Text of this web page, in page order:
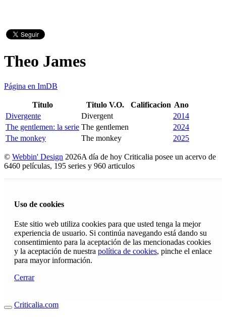
Theo James
Página en ImDB
Titulo Titulo V.O. Calificacion Ano
Divergente
Divergent
2014
The gentlemen: la serie The gentlemen
2024
The monkey
The monkey 2025
© Webbin' Design 2026A día de hoy Criticalia posee un acervo de
6460 películas, 195 series y 960 articulos
Uso de cookies
Este sitio web utiliza cookies para que usted tenga la mejor
experiencia de usuario. Si continúa navegando está dando su
consentimiento para la aceptación de las mencionadas cookies
y la aceptación de nuestra política de cookies, pinche el enlace
para mayor información.
Cerrar
Criticalia.com